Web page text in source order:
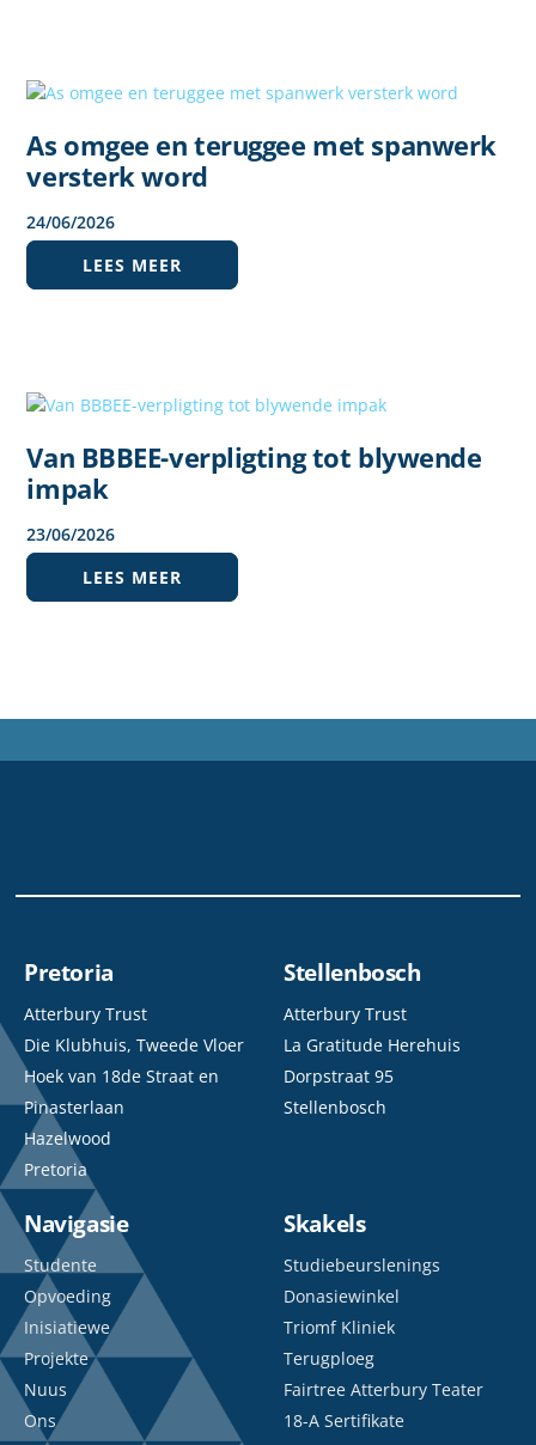
As omgee en teruggee met spanwerk
versterk word
24/06/2026
LEES MEER
Van BBBEE-verpligting tot blywende
impak
23/06/2026
LEES MEER
Pretoria
Atterbury Trust
Die Klubhuis, Tweede Vloer
Hoek van 18de Straat en
Pinasterlaan
Hazelwood
Pretoria
Stellenbosch
Atterbury Trust
La Gratitude Herehuis
Dorpstraat 95
Stellenbosch
Navigasie
Studente
Opvoeding
Inisiatiewe
Projekte
Nuus
Ons
Skakels
Studiebeurslenings
Donasiewinkel
Triomf Kliniek
Terugploeg
Fairtree Atterbury Teater
18-A Sertifikate